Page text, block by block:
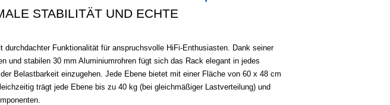
STABILITÄT UND ECHTE
durchdachter Funktionalität für anspruchsvolle HiFi-Enthusiasten. Dank seiner
und stabilen 30 mm Aluminiumrohren fügt sich das Rack elegant in jedes
Belastbarkeit einzugehen. Jede Ebene bietet mit einer Fläche von 60 x 48 cm
trägt jede Ebene bis zu 40 kg (bei gleichmäßiger Lastverteilung) und